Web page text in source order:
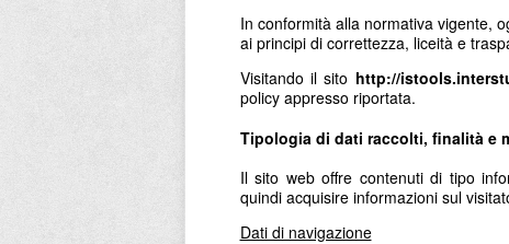
In conformità alla normativa vigente,
ai principi di correttezza, liceità e
Visitando il sito http://
policy appresso riportata.
Tipologia di dati raccolti, finalità e
Il sito web offre contenuti di tipo
quindi acquisire informazioni sul
Dati di navigazione